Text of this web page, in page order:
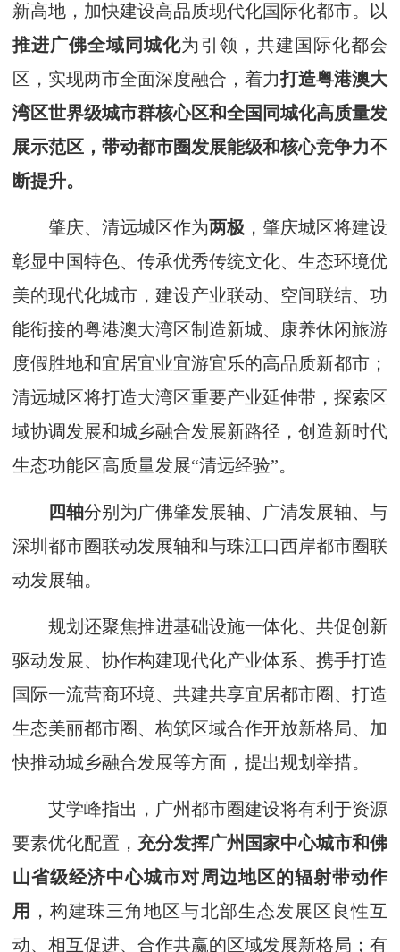
新高地，加快建设高品质现代化国际化都市。以
推进广佛全域同城化为引领，共建国际化都会
区，实现两市全面深度融合，着力打造粤港澳大
湾区世界级城市群核心区和全国同城化高质量发
展示范区，带动都市圈发展能级和核心竞争力不
断提升。
肇庆、清远城区作为两极 ，肇庆城区将建设
彰显中国特色、传承优秀传统文化、生态环境优
美的现代化城市，建设产业联动、空间联结、功
能衔接的粤港澳大湾区制造新城、康养休闲旅游
度假胜地和宜居宜业宜游宜乐的高品质新都市；
清远城区将打造大湾区重要产业延伸带，探索区
域协调发展和城乡融合发展新路径，创造新时代
生态功能区高质量发展“清远经验”。
四轴分别为广佛肇发展轴、广清发展轴、与
深圳都市圈联动发展轴和与珠江口西岸都市圈联
动发展轴。
规划还聚焦推进基础设施一体化、共促创新
驱动发展、协作构建现代化产业体系、携手打造
国际一流营商环境、共建共享宜居都市圈、打造
生态美丽都市圈、构筑区域合作开放新格局、加
快推动城乡融合发展等方面，提出规划举措。
艾学峰指出，广州都市圈建设将有利于资源
要素优化配置， 充分发挥广州国家中心城市和佛
山省级经济中心城市对周边地区的辐射带动作
用
，构建珠三角地区与北部生态发展区良性互
动、相互促进、合作共赢的区域发展新格局；有